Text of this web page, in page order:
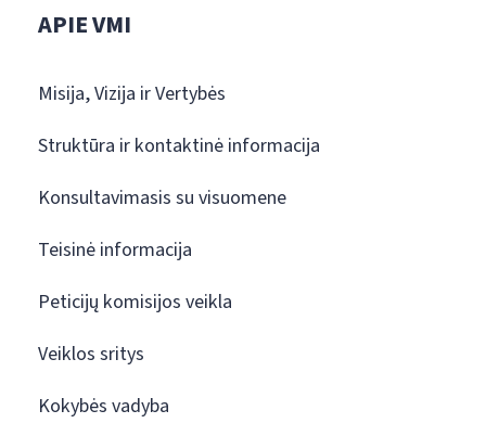
APIE VMI
Misija, Vizija ir Vertybės
Struktūra ir kontaktinė informacija
Konsultavimasis su visuomene
Teisinė informacija
Peticijų komisijos veikla
Veiklos sritys
Kokybės vadyba